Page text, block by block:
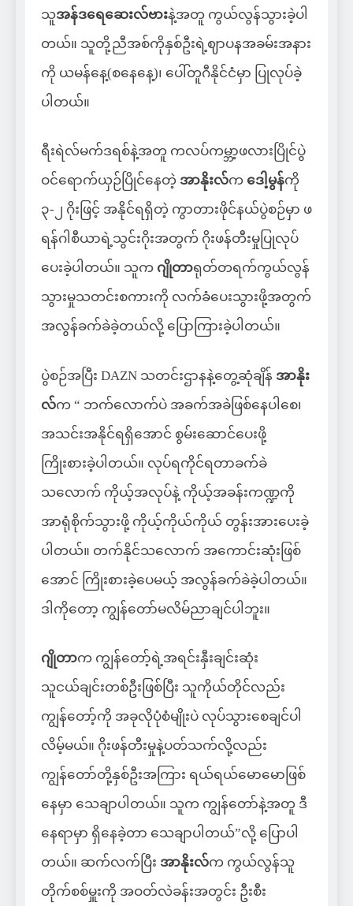
သူအန်ဒရေဆေးလ်ဗားနဲ့အတူ ကွယ်လွန်သွားခဲ့ပါ
တယ်။ သူတို့ညီအစ်ကိုနှစ်ဦးရဲ့ဈာပနအခမ်းအနား
ကို ယမန်နေ့(စနေနေ့)၊ ပေါ်တူဂီနိုင်ငံမှာ ပြုလုပ်ခဲ့
ပါတယ်။
ရီးရဲလ်မက်ဒရစ်နဲ့အတူ ကလပ်ကမ္ဘာ့ဖလားပြိုင်ပွဲ
ဝင်ရောက်ယှဉ်ပြိုင်နေတဲ့ အာနိုးလ်က ဒေါ့မွန်ကို
၃-၂ ဂိုးဖြင့် အနိုင်ရရှိတဲ့ ကွာတားဖိုင်နယ်ပွဲစဉ်မှာ ဖ
ရန်ဂါစီယာရဲ့သွင်းဂိုးအတွက် ဂိုးဖန်တီးမှုပြုလုပ်
ပေးခဲ့ပါတယ်။ သူက ဂျိုတာရုတ်တရက်ကွယ်လွန်
သွားမှုသတင်းစကားကို လက်ခံပေးသွားဖို့အတွက်
အလွန်ခက်ခဲခဲ့တယ်လို့ ပြောကြားခဲ့ပါတယ်။
ပွဲစဉ်အပြီး DAZN သတင်းဌာနနဲ့တွေ့ဆုံချိန် အာနိုး
လ်က “ ဘက်လောက်ပဲ အခက်အခဲဖြစ်နေပါစေ၊
အသင်းအနိုင်ရရှိအောင် စွမ်းဆောင်ပေးဖို့
ကြိုးစားခဲ့ပါတယ်။ လုပ်ရကိုင်ရတာခက်ခဲ
သလောက် ကိုယ့်အလုပ်နဲ့ ကိုယ့်အခန်းကဏ္ဍကို
အာရုံစိုက်သွားဖို့ ကိုယ့်ကိုယ်ကိုယ် တွန်းအားပေးခဲ့
ပါတယ်။ တက်နိုင်သလောက် အကောင်းဆုံးဖြစ်
အောင် ကြိုးစားခဲ့ပေမယ့် အလွန်ခက်ခဲခဲ့ပါတယ်။
ဒါကိုတော့ ကျွန်တော်မလိမ်ညာချင်ပါဘူး။
ဂျိုတာက ကျွန်တော့်ရဲ့အရင်းနှီးချင်းဆုံး
သူငယ်ချင်းတစ်ဦးဖြစ်ပြီး သူကိုယ်တိုင်လည်း
ကျွန်တော့်ကို အခုလိုပုံစံမျိုးပဲ လုပ်သွားစေချင်ပါ
လိမ့်မယ်။ ဂိုးဖန်တီးမှုနဲ့ပတ်သက်လို့လည်း
ကျွန်တော်တို့နှစ်ဦးအကြား ရယ်ရယ်မောမောဖြစ်
နေမှာ သေချာပါတယ်။ သူက ကျွန်တော်နဲ့အတူ ဒီ
နေရာမှာ ရှိနေခဲ့တာ သေချာပါတယ်”လို့ ပြောပါ
တယ်။ ဆက်လက်ပြီး အာနိုးလ်က ကွယ်လွန်သူ
တိုက်စစ်မှူးကို အဝတ်လဲခန်းအတွင်း ဦးစီး